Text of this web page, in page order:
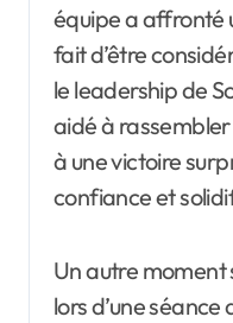
équipe a affronté
fait d’être
le leadership de
aidé à
à une victoire
confiance et
Un autre moment
lors d’une séance